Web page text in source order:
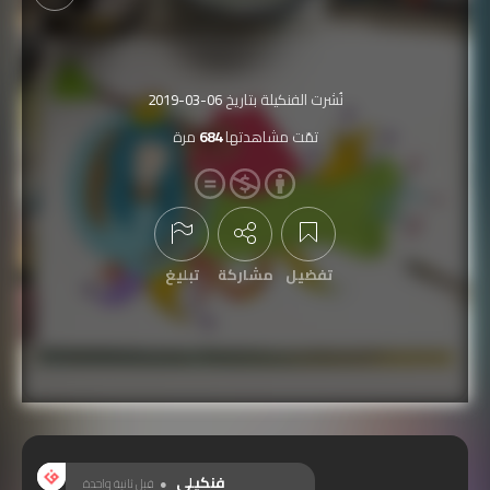
نُشرت الفنكيلة بتاريخ2019-03-06
تمّت مشاهدتها684 مرة
تفضيل مشاركة تبليغ
فنكيلي قبل ثانية واحدة